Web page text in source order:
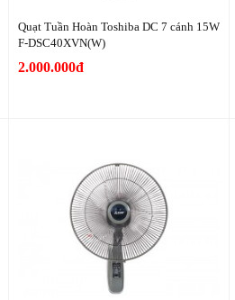
Quạt Tuần Hoàn Toshiba DC 7 cánh 15W
F-DSC40XVN(W)
2.000.000đ